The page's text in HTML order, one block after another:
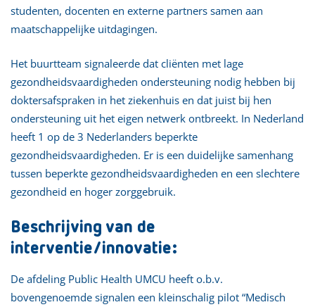
studenten, docenten en externe partners samen aan
maatschappelijke uitdagingen.
Het buurtteam signaleerde dat cliënten met lage
gezondheidsvaardigheden ondersteuning nodig hebben bij
doktersafspraken in het ziekenhuis en dat juist bij hen
ondersteuning uit het eigen netwerk ontbreekt. In Nederland
heeft 1 op de 3 Nederlanders beperkte
gezondheidsvaardigheden. Er is een duidelijke samenhang
tussen beperkte gezondheidsvaardigheden en een slechtere
gezondheid en hoger zorggebruik.
Beschrijving van de
interventie/innovatie:
De afdeling Public Health UMCU heeft o.b.v.
bovengenoemde signalen een kleinschalig pilot “Medisch